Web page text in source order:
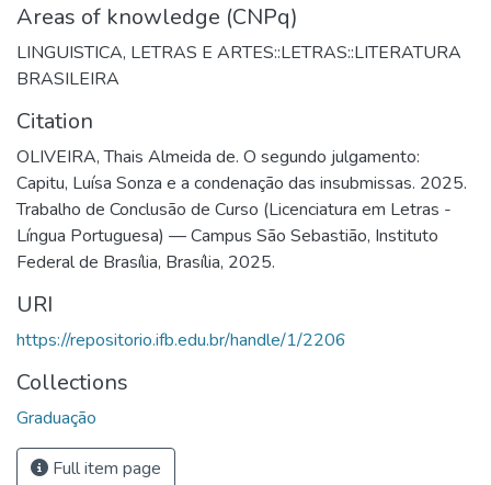
Areas of knowledge (CNPq)
LINGUISTICA, LETRAS E ARTES::LETRAS::LITERATURA
BRASILEIRA
Citation
OLIVEIRA, Thais Almeida de. O segundo julgamento:
Capitu, Luísa Sonza e a condenação das insubmissas. 2025.
Trabalho de Conclusão de Curso (Licenciatura em Letras -
Língua Portuguesa) — Campus São Sebastião, Instituto
Federal de Brasília, Brasília, 2025.
URI
https://repositorio.ifb.edu.br/handle/1/2206
Collections
Graduação
Full item page